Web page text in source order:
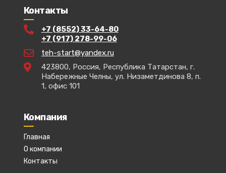
Контакты
+7 (8552) 33-64-80
+7 (917) 278-99-06
teh-start@yandex.ru
423800, Россия, Республика Татарстан, г.
Набережные Челны, ул. Низаметдинова 8, п.
1, офис 101
Компания
Главная
О компании
Контакты